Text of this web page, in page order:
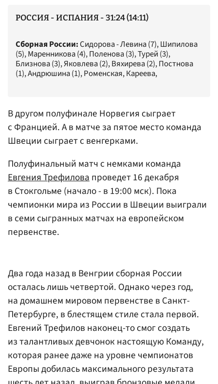
РОССИЯ - ИСПАНИЯ - 31:24 (14:11)
Сборная России: Сидорова - Левина (7), Шипилова
(5), Маренникова (4), Поленова (3), Турей (3),
Близнова (3), Яковлева (2), Вяхирева (2), Постнова
(1), Андрюшина (1), Роменская, Кареева,
В другом полуфинале Норвегия сыграет
с Францией. А в матче за пятое место команда
Швеции сыграет с венгерками.
Полуфинальный матч с немками команда
Евгения Трефиловапроведет 16 декабря
в Стокгольме (начало - в 19:00 мск). Пока
чемпионки мира из России в Швеции выиграли
в семи сыгранных матчах на европейском
первенстве.
Два года назад в Венгрии сборная России
осталась лишь четвертой. Однако через год,
на домашнем мировом первенстве в Санкт-
Петербурге, в блестящем стиле стала первой.
Евгений Трефилов наконец-то смог создать
из талантливых девчонок настоящую Команду,
которая ранее даже на уровне чемпионатов
Европы добилась максимального результата